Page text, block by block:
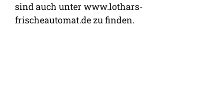
sind auch unter www.lothars-
frischeautomat.de zu finden.